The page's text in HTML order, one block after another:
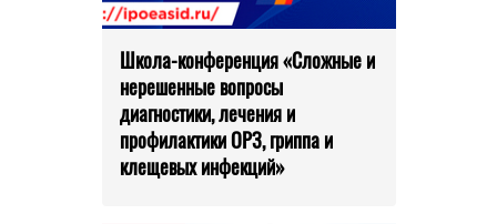
Школа-конференция «Сложные и
нерешенные вопросы
диагностики, лечения и
профилактики ОРЗ, гриппа и
клещевых инфекций»